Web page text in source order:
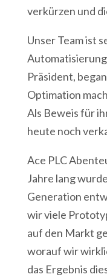
verkürzen und
Unser Team ist
Präsident,
Optimation
Als Beweis für
heute noch
Ace PLC
Jahre lang
Generation
wir viele
auf den Markt
worauf wir
das Ergebnis